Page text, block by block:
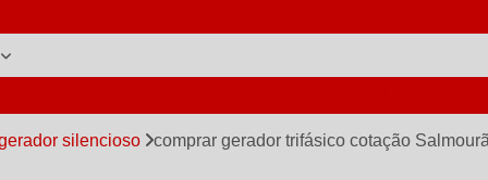
silencioso comprar gerador trifásico cotação